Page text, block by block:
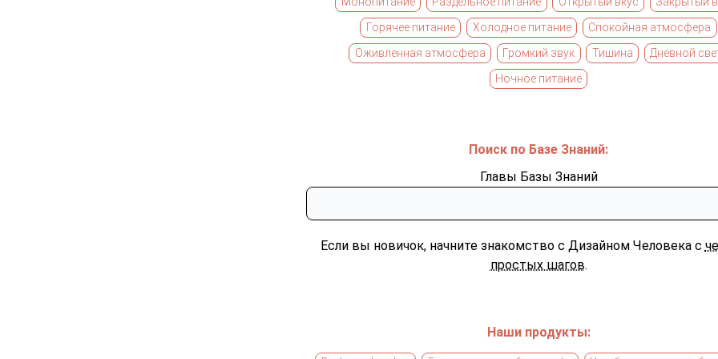
Горячее питание
Холодное питание
Спокойная атмосфера
Оживленная атмосфера
Громкий звук Тишина
Дневной
Ночное питание
Поиск по Базе Знаний:
Главы Базы Знаний
Если вы новичок, начните знакомство с Дизайном Человека с
простых шагов.
Наши продукты: